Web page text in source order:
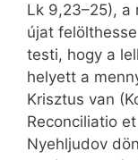
Lk 9,23–25), a
újat
testi, hogy a
helyett a
Krisztus van
Reconciliatio
Nyehljudov